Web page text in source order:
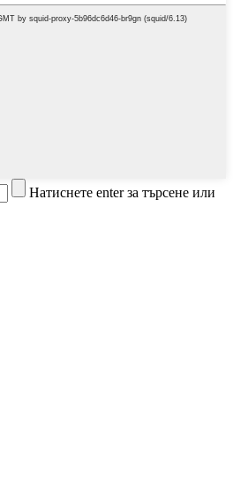
Натиснете enter за търсене или